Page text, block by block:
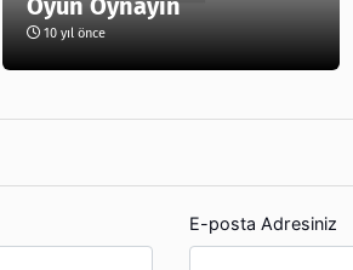
10 yıl önce
E-posta Adresiniz